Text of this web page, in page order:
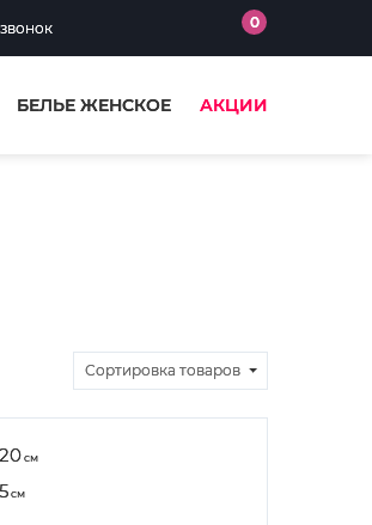
0
БЕЛЬЕ ЖЕНСКОЕ АКЦИИ
Сортировка товаров
20см
5см